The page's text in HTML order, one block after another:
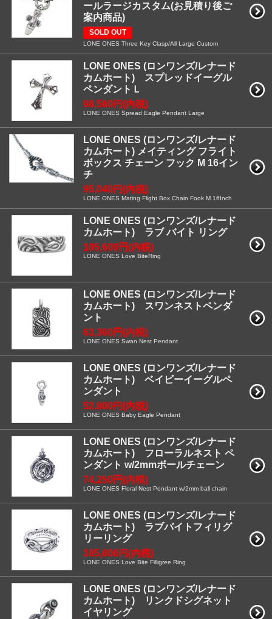
ールラージカスタム(お見積り後ご
案内商品)
SOLD OUT
LONE ONES Three Key Clasp/All Large Custom
LONE ONES (ロンワンズ/レナード
カムホート) スプレッドイーグル
ペンダントＬ
98,560円(内税)
LONE ONES Spread Eagle Pendant Large
LONE ONES (ロンワンズ/レナード
カムホート) メイティング フライト
ボックス チェーン フック M 16イン
チ
95,040円(内税)
LONE ONES Mating Flight Box Chain Fook M 16Inch
LONE ONES (ロンワンズ/レナード
カムホート) ラブ バイト リング
105,600円(内税)
LONE ONES Love BiteRing
LONE ONES (ロンワンズ/レナード
カムホート) スワンネストペンダ
ント
63,360円(内税)
LONE ONES Swan Nest Pendant
LONE ONES (ロンワンズ/レナード
カムホート) ベイビーイーグルペ
ンダント
52,800円(内税)
LONE ONES Baby Eagle Pendant
LONE ONES (ロンワンズ/レナード
カムホート) フローラルネスト ペ
ンダント w/2mmボールチェーン
74,250円(内税)
LONE ONES Floral Nest Pendant w/2mm ball chain
LONE ONES (ロンワンズ/レナード
カムホート) ラブバイトフィリグ
リーリング
105,600円(内税)
LONE ONES Love Bite Filligree Ring
LONE ONES (ロンワンズ/レナード
カムホート) リンクドシグネット
イヤリング